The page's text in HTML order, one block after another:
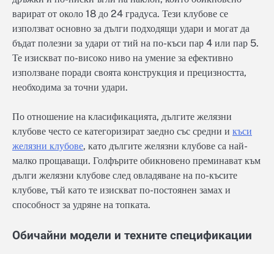
варират от около 18 до 24 градуса. Тези клубове се
използват основно за дълги подходящи удари и могат да
бъдат полезни за удари от тий на по-къси пар 4 или пар 5.
Те изискват по-високо ниво на умение за ефективно
използване поради своята конструкция и прецизността,
необходима за точни удари.
По отношение на класификацията, дългите желязни
клубове често се категоризират заедно със средни и къси
желязни клубове, като дългите желязни клубове са най-
малко прощаващи. Голфърите обикновено преминават към
дълги желязни клубове след овладяване на по-късите
клубове, тъй като те изискват по-постоянен замах и
способност за удряне на топката.
Обичайни модели и техните спецификации